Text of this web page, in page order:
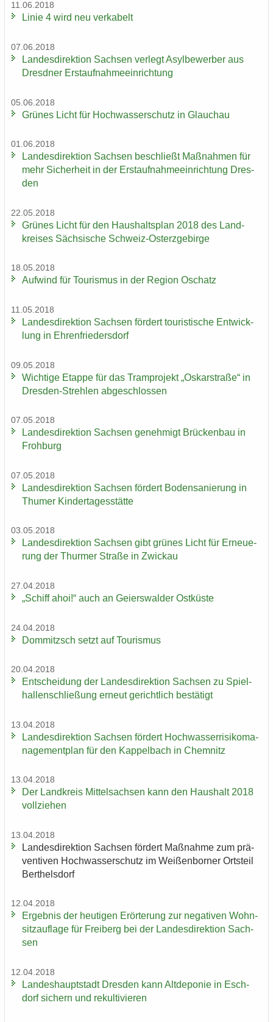
11.06.2018
Linie 4 wird neu ver­ka­belt
07.06.2018
Lan­des­di­rek­ti­on Sach­sen ver­legt Asyl­be­wer­ber aus
Dresd­ner Erst­auf­nah­me­ein­rich­tung
05.06.2018
Grü­nes Licht für Hoch­was­ser­schutz in Glauch­au
01.06.2018
Lan­des­di­rek­ti­on Sach­sen be­schließt Maß­nah­men für
mehr Si­cher­heit in der Erst­auf­nah­me­ein­rich­tung Dres­
den
22.05.2018
Grü­nes Licht für den Haus­halts­plan 2018 des Land­
krei­ses Säch­si­sche Schweiz-​Osterzgebirge
18.05.2018
Auf­wind für Tou­ris­mus in der Re­gi­on Oschatz
11.05.2018
Lan­des­di­rek­ti­on Sach­sen för­dert tou­ris­ti­sche Ent­wick­
lung in Eh­ren­frie­ders­dorf
09.05.2018
Wich­ti­ge Etap­pe für das Tram­pro­jekt „Os­kar­stra­ße“ in
Dresden-​Strehlen ab­ge­schlos­sen
07.05.2018
Lan­des­di­rek­ti­on Sach­sen ge­neh­migt Brü­cken­bau in
Froh­burg
07.05.2018
Lan­des­di­rek­ti­on Sach­sen för­dert Bo­den­sa­nie­rung in
Thu­mer Kin­der­ta­ges­stät­te
03.05.2018
Lan­des­di­rek­ti­on Sach­sen gibt grü­nes Licht für Er­neue­
rung der Thur­mer Stra­ße in Zwi­ckau
27.04.2018
„Schiff ahoi!“ auch an Gei­ers­wal­der Ost­küs­te
24.04.2018
Dom­mitzsch setzt auf Tou­ris­mus
20.04.2018
Ent­schei­dung der Lan­des­di­rek­ti­on Sach­sen zu Spiel­
hal­len­schlie­ßung er­neut ge­richt­lich be­stä­tigt
13.04.2018
Lan­des­di­rek­ti­on Sach­sen för­dert Hoch­was­ser­ri­si­ko­ma­
nage­ment­plan für den Kap­pel­bach in Chem­nitz
13.04.2018
Der Land­kreis Mit­tel­sach­sen kann den Haus­halt 2018
voll­zie­hen
13.04.2018
Lan­des­di­rek­ti­on Sach­sen för­dert Maß­nah­me zum prä­
ven­ti­ven Hoch­was­ser­schutz im Wei­ßen­bor­ner Orts­teil
Bert­hels­dorf
12.04.2018
Er­geb­nis der heu­ti­gen Er­ör­te­rung zur ne­ga­ti­ven Wohn­
sitz­auf­la­ge für Frei­berg bei der Lan­des­di­rek­ti­on Sach­
sen
12.04.2018
Lan­des­haupt­stadt Dres­den kann Alt­de­po­nie in Esch­
dorf si­chern und re­kul­ti­vie­ren